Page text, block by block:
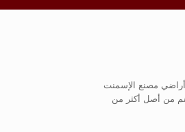
مصنع الإسمنت
أساس مخطط يتضمن وعودا ببناء جامعة وإنشاء حدائق وسوى ذلك من المنافع العامة، في 400 دونم من أصل أكثر من